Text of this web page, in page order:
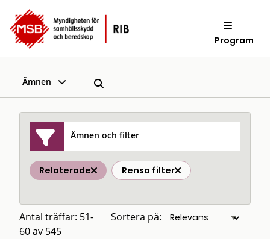
Program
Ämnen
Ämnen och filter
Relaterade Rensa filter
Antal träffar: 51-
60 av 545
Sortera på: